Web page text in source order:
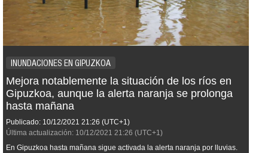
INUNDACIONES EN GIPUZKOA
Mejora notablemente la situación de los ríos en
Gipuzkoa, aunque la alerta naranja se prolonga
hasta mañana
Publicado: 10/12/2021 21:26 (UTC+1)
Última actualización: 10/12/2021 21:26 (UTC+1)
En Gipuzkoa hasta mañana sigue activada la alerta naranja por lluvias.